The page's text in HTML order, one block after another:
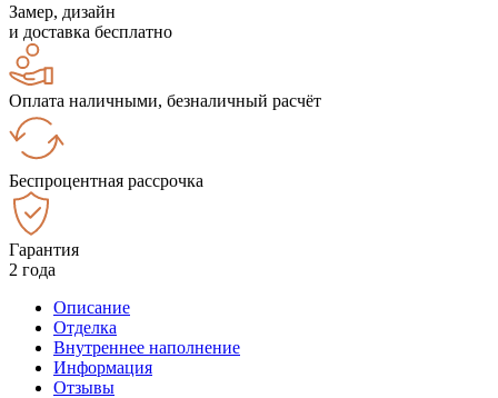
Замер, дизайн
и доставка бесплатно
Оплата наличными, безналичный расчёт
Беспроцентная рассрочка
Гарантия
2 года
Описание
Отделка
Внутреннее наполнение
Информация
Отзывы